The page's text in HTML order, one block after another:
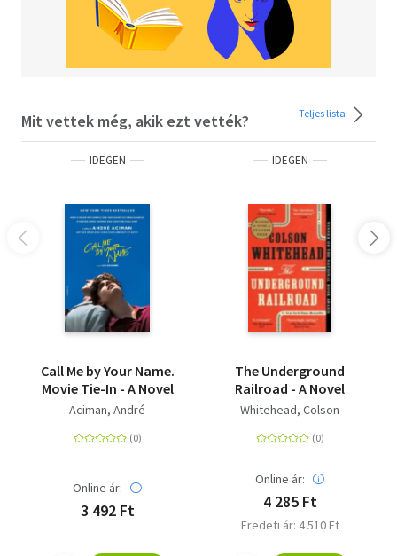
Game Changers
- Book 1: Game Changer - Book 2: Heated Rivalry - Book
3: Tough Guy - Book 4: Common Goal - Book 5: Role
- Time to Shine - The Shots You Take
Mit vettek még, akik ezt vették? Teljes lista
IDEGEN
Call Me by Your Name.
Movie Tie-In - A Novel
Aciman, André
Online ár:
3 492 Ft
IDEGEN
The Underground
Railroad - A Novel
Whitehead, Colson
Online ár:
4 285 Ft
Eredeti ár: 4 510 Ft